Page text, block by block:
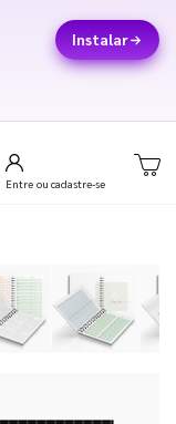
Instalar
Entre ou cadastre-se